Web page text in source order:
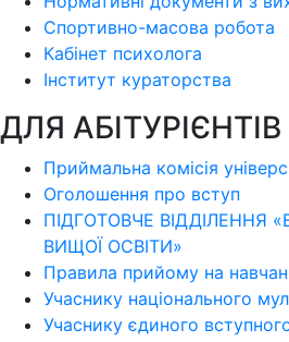
Спортивно-масова робота
Кабінет психолога
Інститут кураторства
ДЛЯ АБІТУРІЄНТІВ
Приймальна комісія
Оголошення про вступ
ПІДГОТОВЧЕ ВІДДІЛЕННЯ
ВИЩОЇ ОСВІТИ»
Правила прийому на
Учаснику національного
Учаснику єдиного